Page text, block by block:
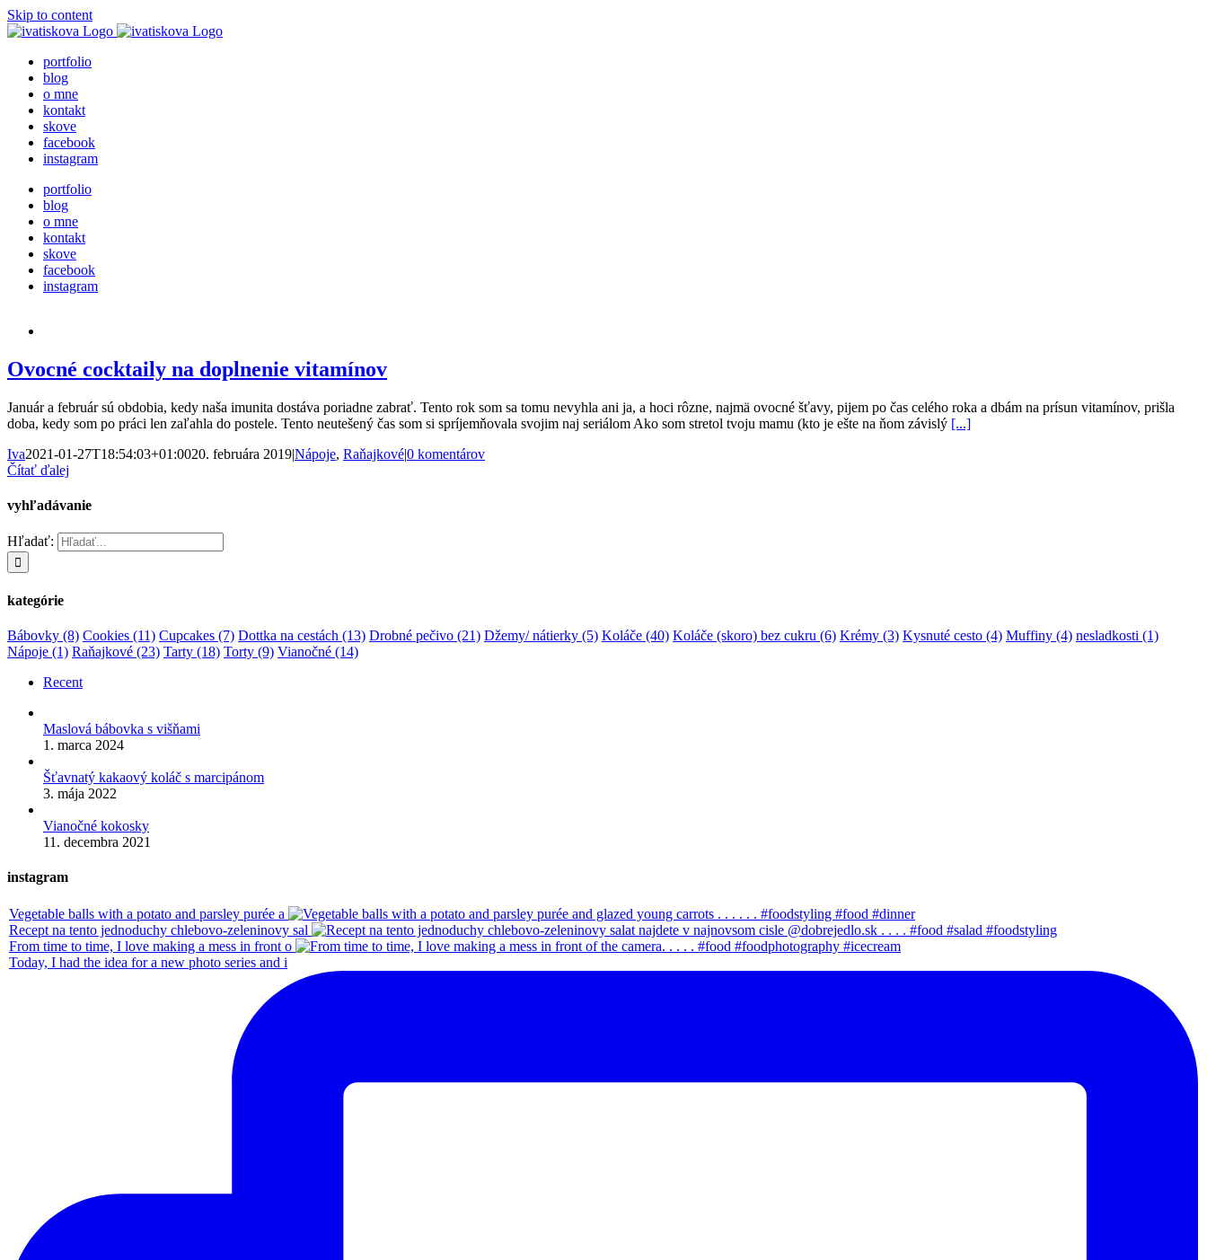
Skip to content
portfolio
blog
o mne
kontakt
skove
facebook
instagram
portfolio
blog
o mne
kontakt
skove
facebook
instagram
Ovocné cocktaily na doplnenie vitamínov
Január a február sú obdobia, kedy naša imunita dostáva poriadne zabrať. Tento rok som sa tomu nevyhla ani ja, a hoci rôzne, najmä ovocné šťavy, pijem po čas celého roka a dbám na prísun vitamínov, prišla
doba, kedy som po práci len zaľahla do postele. Tento neutešený čas som si spríjemňovala svojim naj seriálom Ako som stretol tvoju mamu (kto je ešte na ňom závislý [...]
Iva2021-01-27T18:54:03+01:0020. februára 2019|Nápoje, Raňajkové|0 komentárov
Čítať ďalej
vyhľadávanie
Hľadať:
kategórie
Bábovky (8) Cookies (11) Cupcakes (7) Dottka na cestách (13) Drobné pečivo (21) Džemy/ nátierky (5) Koláče (40) Koláče (skoro) bez cukru (6) Krémy (3) Kysnuté cesto (4) Muffiny (4) nesladkosti (1)
Nápoje (1) Raňajkové (23) Tarty (18) Torty (9) Vianočné (14)
Recent
Maslová bábovka s višňami
1. marca 2024
Šťavnatý kakaový koláč s marcipánom
3. mája 2022
Vianočné kokosky
11. decembra 2021
instagram
Vegetable balls with a potato and parsley purée a
Recept na tento jednoduchy chlebovo-zeleninovy sal
From time to time, I love making a mess in front o
Today, I had the idea for a new photo series and i